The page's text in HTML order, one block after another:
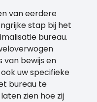
van eerdere
stap bij het
bureau.
van bewijs en
uw specifieke
bureau te
zien hoe zij